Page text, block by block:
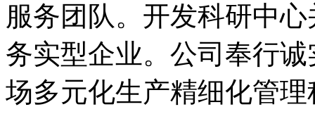
服务团队。开发科研中
务实型企业。公司奉行
场多元化生产精细化管